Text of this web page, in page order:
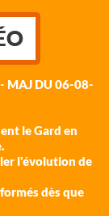
MAJ DU 06-08-
le Gard en
l'évolution de
dès que